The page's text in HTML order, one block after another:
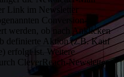
Link im Newsletter
Conversion-
werden, ob nach Anklicken
definierte Aktion (z.B. Kauf
erfolgt ist. Weitere
CleverReach-Newsletter